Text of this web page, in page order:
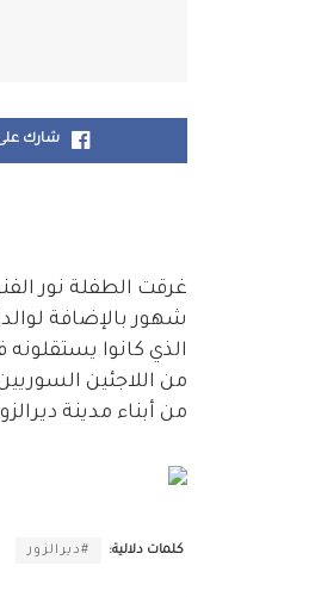
شارك
غرقت الطفلة نور
شهور بالإضافة
الذي كانوا يستقلونه
من اللاجئين
من أبناء مدينة
كلمات دلالية: #ديرالزور